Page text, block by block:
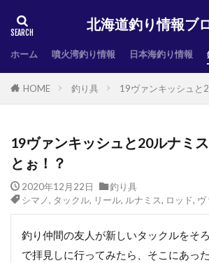
北海道釣り情報ブ
ホーム 噴火湾釣り情報 日本海釣り情報
HOME 釣り具 19ヴァンキッシュと
19ヴァンキッシュと20ルナミ
とぉ！？
2020年12月22日
釣り具
シマノ, タックル, リール, ルナミス, ロッド, ヴ
釣り仲間の友人が新しいタックルをそ
で拝見しに行ってみたら、そこにあっ